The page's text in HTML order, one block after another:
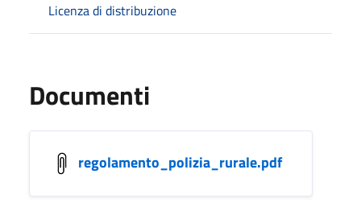
Licenza di distribuzione
Documenti
regolamento_polizia_rurale.pdf